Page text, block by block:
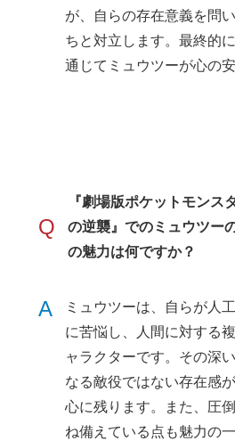
が、自らの存在意義を問
ちと対立します。最終的
通じてミュウツーが心の
Q
『劇場版ポケットモンス
の逆襲』でのミュウツー
の魅力は何ですか？
A
ミュウツーは、自らが人
に苦悩し、人間に対する
ャラクターです。その深
なる敵役ではない存在感
心に残ります。また、圧
ね備えている点も魅力の一